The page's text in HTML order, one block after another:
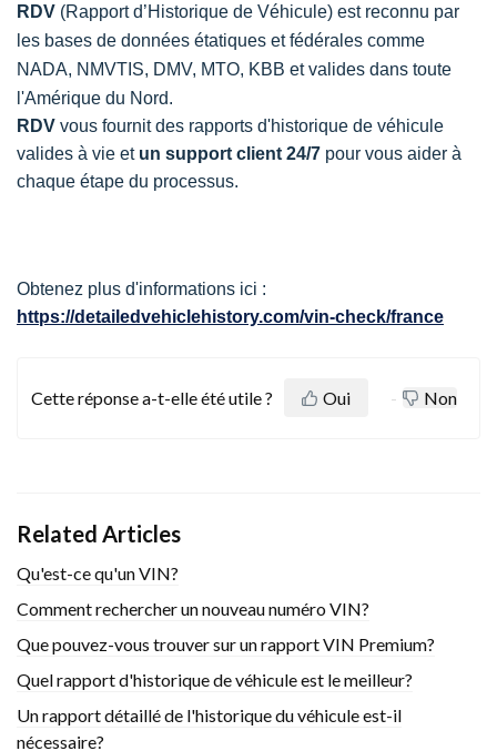
RDV (Rapport d’Historique de Véhicule) est reconnu par
les bases de données étatiques et fédérales comme
NADA, NMVTIS, DMV, MTO, KBB et valides dans toute
l'Amérique du Nord.
RDV vous fournit des rapports d'historique de véhicule
valides à vie et un support client 24/7 pour vous aider à
chaque étape du processus.
Obtenez plus d'informations ici :
https://detailedvehiclehistory.com/vin-check/france
Cette réponse a-t-elle été utile ? Oui Non
Related Articles
Qu'est-ce qu'un VIN?
Comment rechercher un nouveau numéro VIN?
Que pouvez-vous trouver sur un rapport VIN Premium?
Quel rapport d'historique de véhicule est le meilleur?
Un rapport détaillé de l'historique du véhicule est-il
nécessaire?